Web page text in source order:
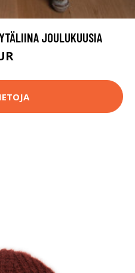
JOULUKUUSIA